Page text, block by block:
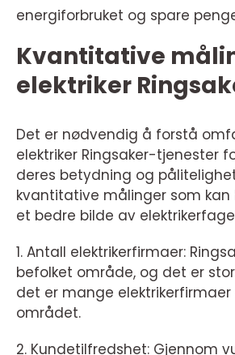
energiforbruket og spare
Kvantitative
elektriker
Det er nødvendig å forstå
elektriker Ringsaker-tjenester
deres betydning og
kvantitative målinger som kan
et bedre bilde av
1. Antall elektrikerfirmaer:
befolket område, og det er
det er mange elektrikerfirmaer
området.
2. Kundetilfredshet: Gjennom